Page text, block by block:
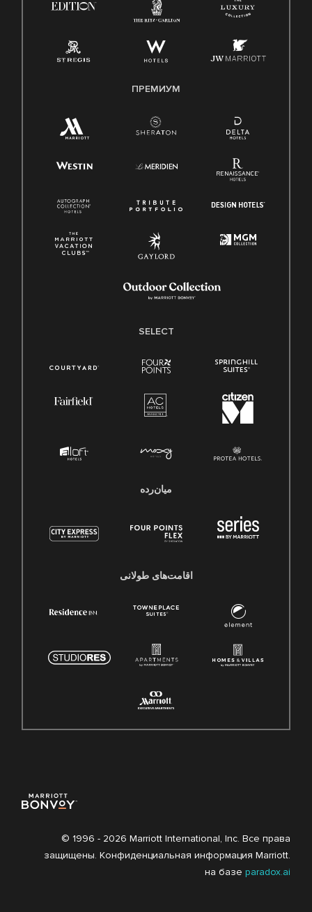
ПРЕМИУМ
SELECT
میان‌رده
اقامت‌های طولانی
© 1996 - 2026 Marriott International, Inc. Все права
защищены. Конфиденциальная информация Marriott.
на базе paradox.ai